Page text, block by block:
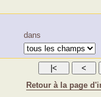
dans
Retour à la page